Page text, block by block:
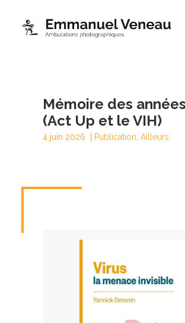
Thématiques
À propos
Mémoire des
(Act Up et le VIH)
4 juin 2026 | Publication Ailleurs